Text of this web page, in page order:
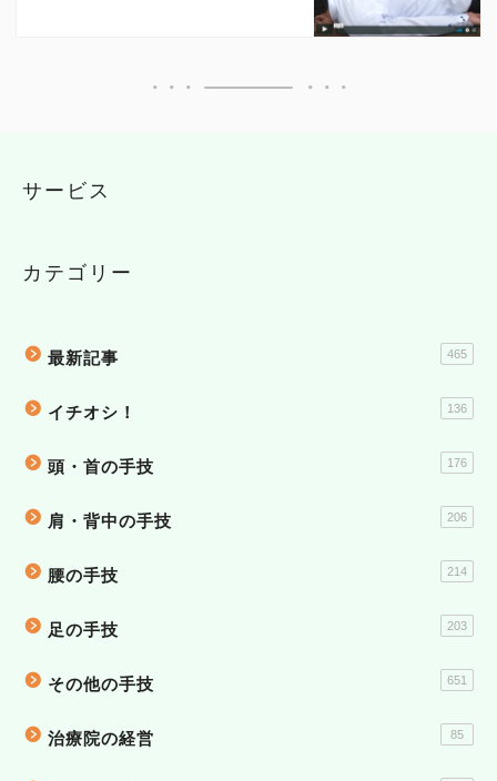
サービス
カテゴリー
最新記事 465
イチオシ！ 136
頭・首の手技 176
肩・背中の手技 206
腰の手技 214
足の手技 203
その他の手技 651
治療院の経営 85